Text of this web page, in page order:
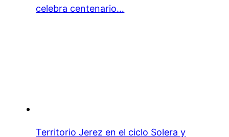
celebra centenario…
Territorio Jerez en el ciclo Solera y